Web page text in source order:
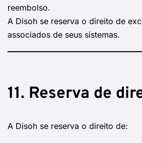
reembolso.
A Disoh se reserva o direito de
associados de seus sistemas.
11. Reserva de
A Disoh se reserva o direito de: